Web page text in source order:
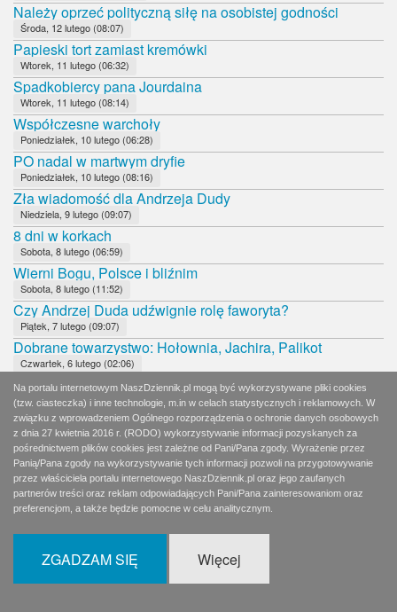
Należy oprzeć polityczną siłę na osobistej godności
Środa, 12 lutego (08:07)
Papieski tort zamiast kremówki
Wtorek, 11 lutego (06:32)
Spadkobiercy pana Jourdaina
Wtorek, 11 lutego (08:14)
Współczesne warchoły
Poniedziałek, 10 lutego (06:28)
PO nadal w martwym dryfie
Poniedziałek, 10 lutego (08:16)
Zła wiadomość dla Andrzeja Dudy
Niedziela, 9 lutego (09:07)
8 dni w korkach
Sobota, 8 lutego (06:59)
Wierni Bogu, Polsce i bliźnim
Sobota, 8 lutego (11:52)
Czy Andrzej Duda udźwignie rolę faworyta?
Piątek, 7 lutego (09:07)
Dobrane towarzystwo: Hołownia, Jachira, Palikot
Czwartek, 6 lutego (02:06)
Pidżama, rogi i marihuana
Czwartek, 6 lutego (08:12)
Hołownia w utartych koleinach
Środa, 5 lutego (08:12)
Brawo!
Wtorek, 4 lutego (09:31)
Paradoks Kidawy-Błońskiej
Wtorek, 4 lutego (08:11)
SIeroty po PRL chcą Nobla dla Turskiego
Program nie jest ważny
Niedziela, 2 lutego (11:13)
Na portalu internetowym NaszDziennik.pl mogą być wykorzystywane pliki cookies
(tzw. ciasteczka) i inne technologie, m.in w celach statystycznych i reklamowych. W
związku z wprowadzeniem Ogólnego rozporządzenia o ochronie danych osobowych
z dnia 27 kwietnia 2016 r. (RODO) wykorzystywanie informacji pozyskanych za
pośrednictwem plików cookies jest zależne od Pani/Pana zgody. Wyrażenie przez
Panią/Pana zgody na wykorzystywanie tych informacji pozwoli na przygotowywanie
przez właściciela portalu internetowego NaszDziennik.pl oraz jego zaufanych
partnerów treści oraz reklam odpowiadających Pani/Pana zainteresowaniom oraz
preferencjom, a także będzie pomocne w celu analitycznym.
ZGADZAM SIĘ Więcej